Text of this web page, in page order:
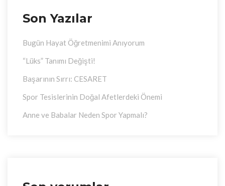
Son Yazılar
Bugün Hayat Öğretmenimi Anıyorum
“Lüks” Tanımı Değişti!
Başarının Sırrı: CESARET
Spor Tesislerinin Doğal Afetlerdeki Önemi
Anne ve Babalar Neden Spor Yapmalı?